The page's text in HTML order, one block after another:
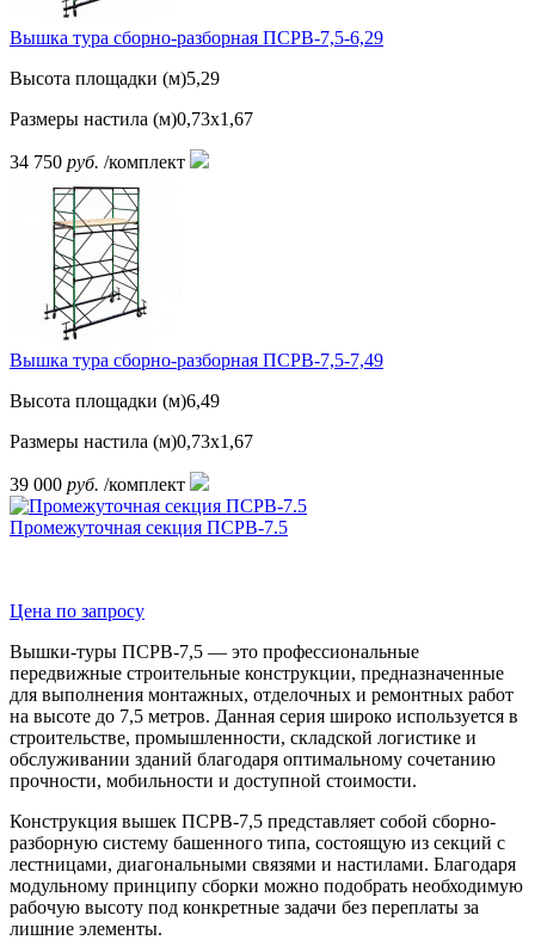
Вышка тура сборно-разборная ПСРВ-7,5-6,29
Высота площадки (м)5,29
Размеры настила (м)0,73х1,67
34 750 руб. /комплект
Вышка тура сборно-разборная ПСРВ-7,5-7,49
Высота площадки (м)6,49
Размеры настила (м)0,73х1,67
39 000 руб. /комплект
Промежуточная секция ПСРВ-7.5
Цена по запросу
Вышки-туры ПСРВ-7,5 — это профессиональные
передвижные строительные конструкции, предназначенные
для выполнения монтажных, отделочных и ремонтных работ
на высоте до 7,5 метров. Данная серия широко используется в
строительстве, промышленности, складской логистике и
обслуживании зданий благодаря оптимальному сочетанию
прочности, мобильности и доступной стоимости.
Конструкция вышек ПСРВ-7,5 представляет собой сборно-
разборную систему башенного типа, состоящую из секций с
лестницами, диагональными связями и настилами. Благодаря
модульному принципу сборки можно подобрать необходимую
рабочую высоту под конкретные задачи без переплаты за
лишние элементы.